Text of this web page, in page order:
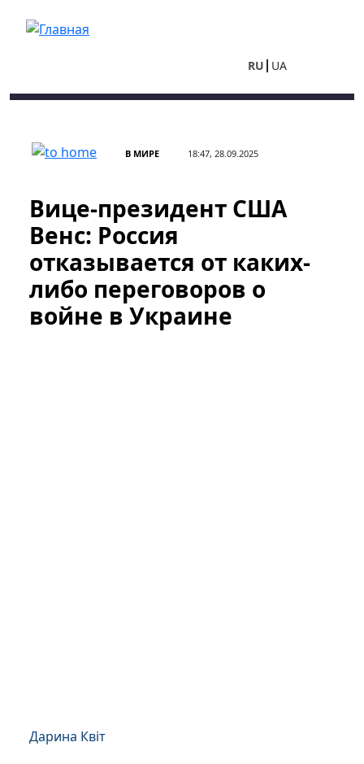
RU UA
В МИРЕ 18:47, 28.09.2025
Вице-президент США
Венс: Россия
отказывается от каких-
либо переговоров о
войне в Украине
Дарина Квіт